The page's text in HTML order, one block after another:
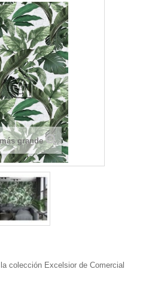
grande
colección Excelsior de Comercial